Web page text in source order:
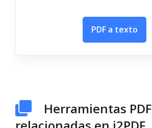
PDF a texto
Herramientas PDF